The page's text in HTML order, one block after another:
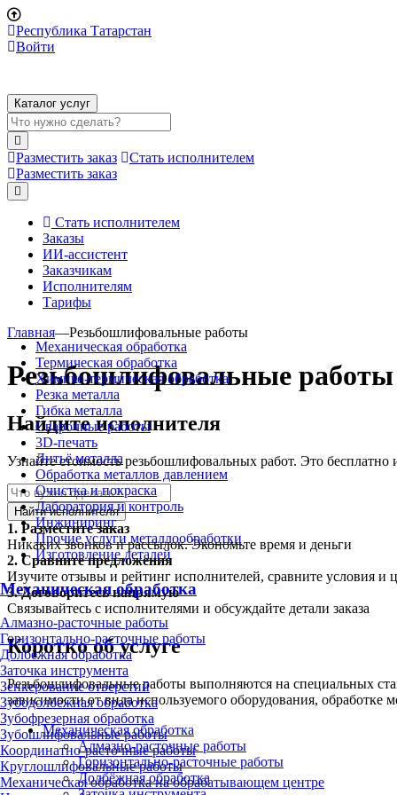
Республика Татарстан
Войти
Каталог услуг
Разместить заказ
Стать исполнителем
Разместить заказ
Стать исполнителем
Заказы
ИИ-ассистент
Заказчикам
Исполнителям
Тарифы
Механическая обработка
Термическая обработка
Химико-термическая обработка
Резка металла
Гибка металла
Сварочные работы
3D-печать
Литьё металла
Обработка металлов давлением
Очистка и покраска
Лаборатория и контроль
Инжиниринг
Прочие услуги металлообработки
Изготовление деталей
Механическая обработка
Алмазно-расточные работы
Горизонтально-расточные работы
Долбёжная обработка
Заточка инструмента
Зенкерование отверстий
Зубодолбёжная обработка
Зубофрезерная обработка
Зубошлифовальные работы
Координатно-расточные работы
Круглошлифовальные работы
Механическая обработка на обрабатывающем центре
Главная—Резьбошлифовальные работы
Резьбошлифовальные работы
Найдите исполнителя
Узнайте стоимость резьбошлифовальных работ. Это бесплатно
Найти исполнителя
1. Разместите заказ
Никаких звонков и рассылок. Экономьте время и деньги
2. Сравните предложения
Изучите отзывы и рейтинг исполнителей, сравните условия и
3.Договоритесь напрямую
Связывайтесь с исполнителями и обсуждайте детали заказа
Коротко об услуге
Резьбошлифовальные работы выполняются на специальных
зависимости от вида используемого оборудования,
Механическая обработка
Алмазно-расточные работы
Горизонтально-расточные работы
Долбёжная обработка